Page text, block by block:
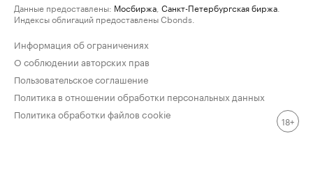
Данные предоставлены: Мосбиржа Санкт-Петербургская биржа
Индексы облигаций предоставлены Cbonds.
Информация об ограничениях
О соблюдении авторских прав
Пользовательское соглашение
Политика в отношении обработки персональных данных
Политика обработки файлов cookie
18+